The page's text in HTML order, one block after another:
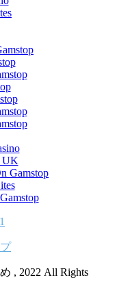
UK
Gamstop
, 2022 All Rights